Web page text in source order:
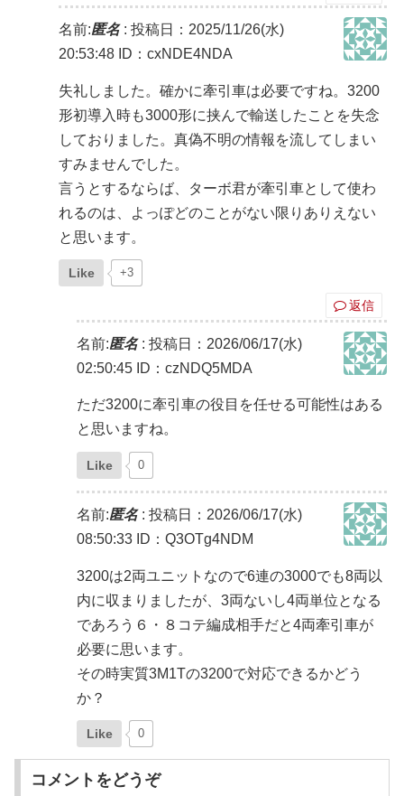
名前:匿名: 投稿日：2025/11/26(水)
20:53:48 ID：cxNDE4NDA
失礼しました。確かに牽引車は必要ですね。3200
形初導入時も3000形に挟んで輸送したことを失念
しておりました。真偽不明の情報を流してしまい
すみませんでした。
言うとするならば、ターボ君が牽引車として使わ
れるのは、よっぽどのことがない限りありえない
と思います。
Like +3
返信
名前:匿名: 投稿日：2026/06/17(水)
02:50:45 ID：czNDQ5MDA
ただ3200に牽引車の役目を任せる可能性はある
と思いますね。
Like 0
名前:匿名: 投稿日：2026/06/17(水)
08:50:33 ID：Q3OTg4NDM
3200は2両ユニットなので6連の3000でも8両以
内に収まりましたが、3両ないし4両単位となる
であろう６・８コテ編成相手だと4両牽引車が
必要に思います。
その時実質3M1Tの3200で対応できるかどう
か？
Like 0
コメントをどうぞ